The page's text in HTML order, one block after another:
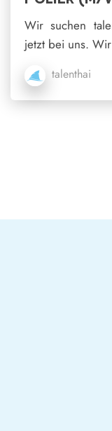
Wir suchen
jetzt bei uns.
talenthai